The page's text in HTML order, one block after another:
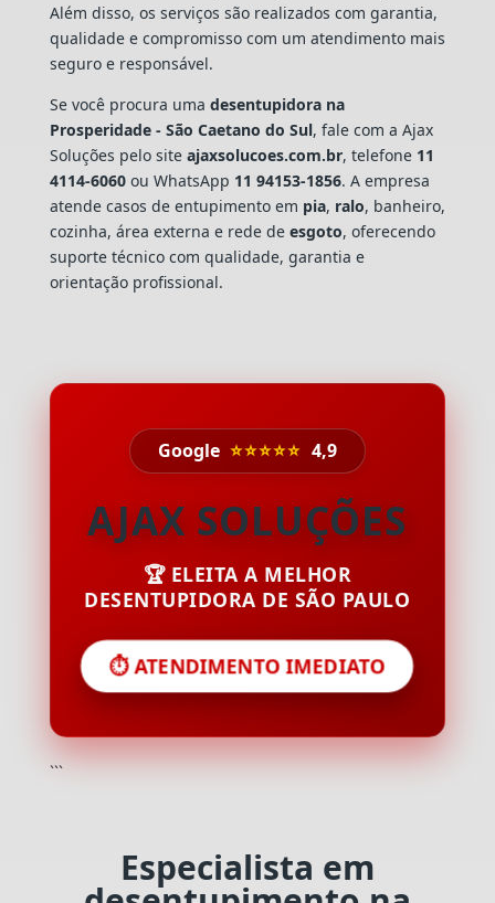
Além disso, os serviços são realizados com garantia,
qualidade e compromisso com um atendimento mais
seguro e responsável.
Se você procura uma desentupidora na
Prosperidade - São Caetano do Sul, fale com a Ajax
Soluções pelo site ajaxsolucoes.com.br, telefone 11
4114-6060ou WhatsApp 11 94153-1856. A empresa
atende casos de entupimento em pia, ralo, banheiro,
cozinha, área externa e rede de esgoto, oferecendo
suporte técnico com qualidade, garantia e
orientação profissional.
Google ⭐⭐⭐⭐⭐ 4,9
AJAX SOLUÇÕES
🏆 ELEITA A MELHOR
DESENTUPIDORA DE SÃO PAULO
⏱️ ATENDIMENTO IMEDIATO
```
Especialista em